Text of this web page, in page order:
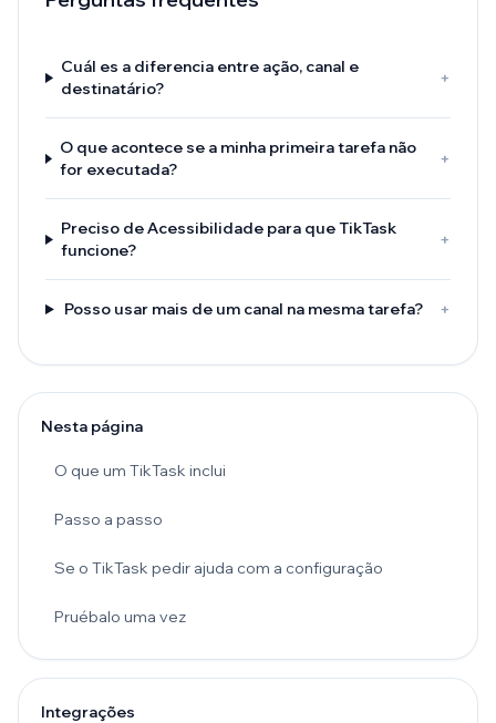
Cuál es a diferencia entre ação, canal e
destinatário?
+
O que acontece se a minha primeira tarefa não
for executada?
+
Preciso de Acessibilidade para que TikTask
funcione?
+
Posso usar mais de um canal na mesma tarefa? +
Nesta página
O que um TikTask inclui
Passo a passo
Se o TikTask pedir ajuda com a configuração
Pruébalo uma vez
Integrações